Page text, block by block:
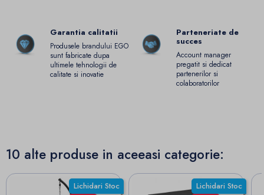
Garantia calitatii
Produsele brandului EGO
sunt fabricate dupa
ultimele tehnologii de
calitate si inovatie
Parteneriate de
succes
Account manager
pregatit si dedicat
partenerilor si
colaboratorilor
10 alte produse in aceeasi categorie:
Lichidari Stoc
Lichidari Stoc